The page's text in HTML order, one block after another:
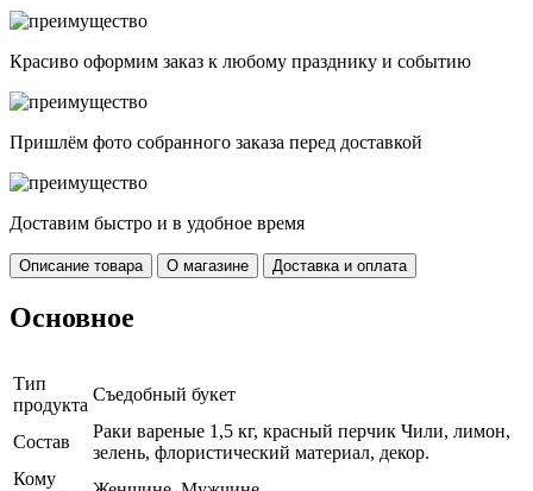
Красиво оформим заказ к любому празднику и событию
Пришлём фото собранного заказа перед доставкой
Доставим быстро и в удобное время
Описание товара О магазине Доставка и оплата
Основное
Тип
продукта
Съедобный букет
Cостав
Раки вареные 1,5 кг, красный перчик Чили, лимон,
зелень, флористический материал, декор.
Кому